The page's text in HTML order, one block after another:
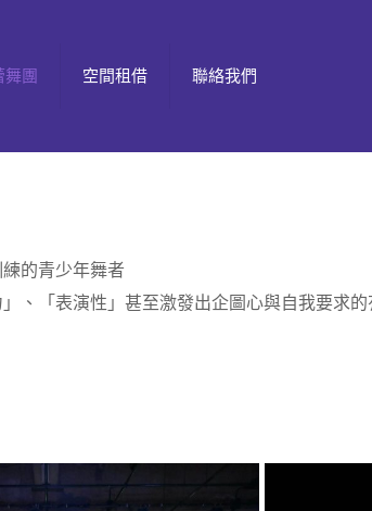
舞團 空間租借 聯絡我們
的青少年舞者
、「表演性」甚至激發出企圖心與自我要求的